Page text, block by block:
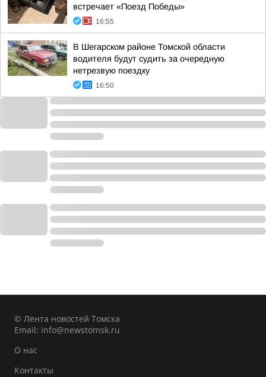
встречает «Поезд Победы»
16:55
В Шегарском районе Томской области
водителя будут судить за очередную
нетрезвую поездку
16:50
© Лента новостей Томска
Email: info@newstomsk.ru
О нас
Контакты